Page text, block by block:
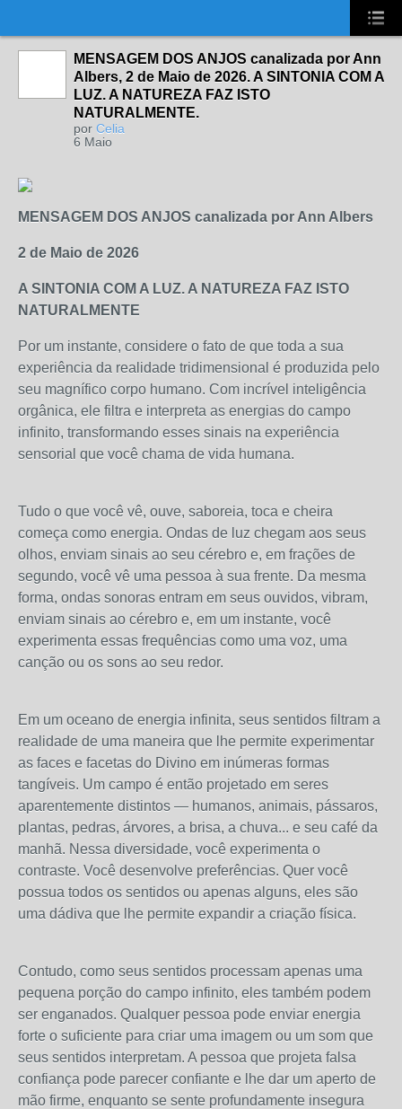
MENSAGEM DOS ANJOS canalizada por Ann
Albers, 2 de Maio de 2026. A SINTONIA COM A
LUZ. A NATUREZA FAZ ISTO
NATURALMENTE.
por Celia
6 Maio
MENSAGEM DOS ANJOS canalizada por Ann Albers
2 de Maio de 2026
A SINTONIA COM A LUZ. A NATUREZA FAZ ISTO
NATURALMENTE
Por um instante, considere o fato de que toda a sua
experiência da realidade tridimensional é produzida pelo
seu magnífico corpo humano. Com incrível inteligência
orgânica, ele filtra e interpreta as energias do campo
infinito, transformando esses sinais na experiência
sensorial que você chama de vida humana.
Tudo o que você vê, ouve, saboreia, toca e cheira
começa como energia. Ondas de luz chegam aos seus
olhos, enviam sinais ao seu cérebro e, em frações de
segundo, você vê uma pessoa à sua frente. Da mesma
forma, ondas sonoras entram em seus ouvidos, vibram,
enviam sinais ao cérebro e, em um instante, você
experimenta essas frequências como uma voz, uma
canção ou os sons ao seu redor.
Em um oceano de energia infinita, seus sentidos filtram a
realidade de uma maneira que lhe permite experimentar
as faces e facetas do Divino em inúmeras formas
tangíveis. Um campo é então projetado em seres
aparentemente distintos — humanos, animais, pássaros,
plantas, pedras, árvores, a brisa, a chuva... e seu café da
manhã. Nessa diversidade, você experimenta o
contraste. Você desenvolve preferências. Quer você
possua todos os sentidos ou apenas alguns, eles são
uma dádiva que lhe permite expandir a criação física.
Contudo, como seus sentidos processam apenas uma
pequena porção do campo infinito, eles também podem
ser enganados. Qualquer pessoa pode enviar energia
forte o suficiente para criar uma imagem ou um som que
seus sentidos interpretam. A pessoa que projeta falsa
confiança pode parecer confiante e lhe dar um aperto de
mão firme, enquanto se sente profundamente insegura